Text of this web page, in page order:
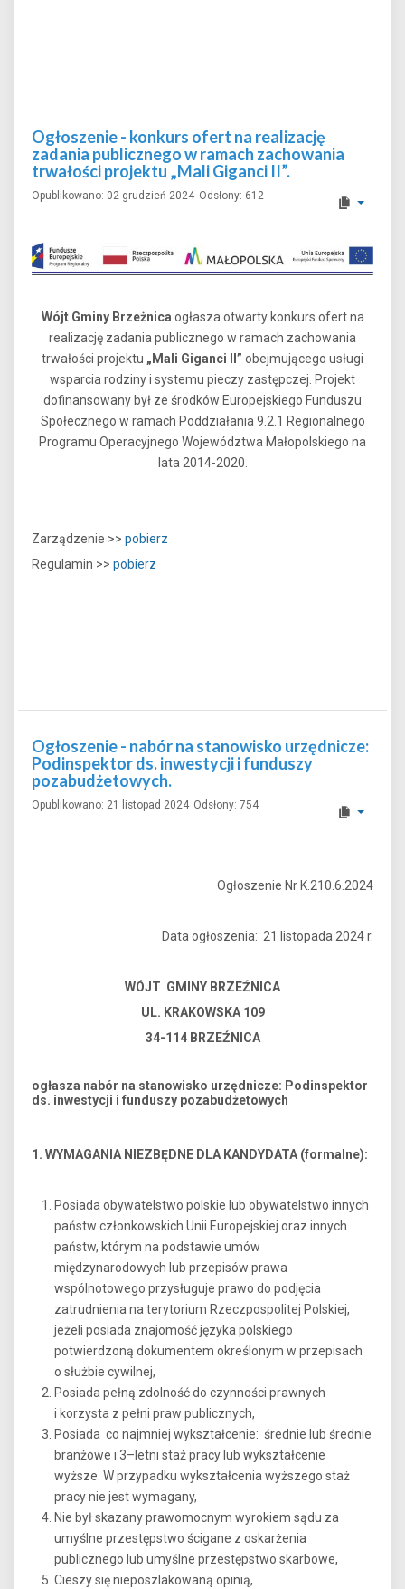
Ogłoszenie - konkurs ofert na realizację
zadania publicznego w ramach zachowania
trwałości projektu „Mali Giganci II”.
Opublikowano: 02 grudzień 2024 Odsłony: 612
Wójt Gminy Brzeżnica ogłasza otwarty konkurs ofert na
realizację zadania publicznego w ramach zachowania
trwałości projektu „Mali Giganci II” obejmującego usługi
wsparcia rodziny i systemu pieczy zastępczej. Projekt
dofinansowany był ze środków Europejskiego Funduszu
Społecznego w ramach Poddziałania 9.2.1 Regionalnego
Programu Operacyjnego Województwa Małopolskiego na
lata 2014-2020.
Zarządzenie >> pobierz
Regulamin >> pobierz
Ogłoszenie - nabór na stanowisko urzędnicze:
Podinspektor ds. inwestycji i funduszy
pozabudżetowych.
Opublikowano: 21 listopad 2024 Odsłony: 754
Ogłoszenie Nr K.210.6.2024
Data ogłoszenia: 21 listopada 2024 r.
WÓJT GMINY BRZEŹNICA
UL. KRAKOWSKA 109
34-114 BRZEŹNICA
ogłasza nabór na stanowisko urzędnicze: Podinspektor
ds. inwestycji i funduszy pozabudżetowych
1. WYMAGANIA NIEZBĘDNE DLA KANDYDATA (formalne):
Posiada obywatelstwo polskie lub obywatelstwo innych
państw członkowskich Unii Europejskiej oraz innych
państw, którym na podstawie umów
międzynarodowych lub przepisów prawa
wspólnotowego przysługuje prawo do podjęcia
zatrudnienia na terytorium Rzeczpospolitej Polskiej,
jeżeli posiada znajomość języka polskiego
potwierdzoną dokumentem określonym w przepisach
o służbie cywilnej,
Posiada pełną zdolność do czynności prawnych
i korzysta z pełni praw publicznych,
Posiada co najmniej wykształcenie: średnie lub średnie
branżowe i 3–letni staż pracy lub wykształcenie
wyższe. W przypadku wykształcenia wyższego staż
pracy nie jest wymagany,
Nie był skazany prawomocnym wyrokiem sądu za
umyślne przestępstwo ścigane z oskarżenia
publicznego lub umyślne przestępstwo skarbowe,
Cieszy się nieposzlakowaną opinią,